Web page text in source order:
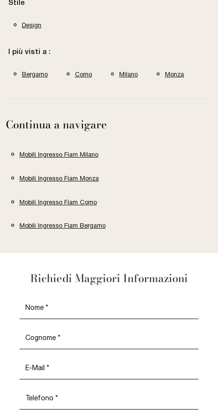
Stile
Design
I più visti a :
Bergamo Como Milano Monza
Continua a navigare
Mobili Ingresso Fiam Milano
Mobili Ingresso Fiam Monza
Mobili Ingresso Fiam Como
Mobili Ingresso Fiam Bergamo
Richiedi Maggiori Informazioni